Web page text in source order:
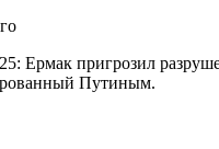
пригрозил
Путиным.